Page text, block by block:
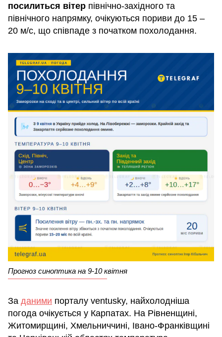
посилиться вітер північно-західного та
північного напрямку, очікуються пориви до 15 –
20 м/с, що співпаде з початком похолодання.
Прогноз синоптика на 9-10 квітня
За даними порталу ventusky, найхолодніша
погода очікується у Карпатах. На Рівненщині,
Житомирщині, Хмельниччині, Івано-Франківщині